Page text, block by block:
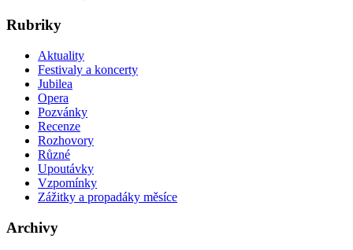
Rubriky
Aktuality
Festivaly a koncerty
Jubilea
Opera
Pozvánky
Recenze
Rozhovory
Různé
Upoutávky
Vzpomínky
Zážitky a propadáky měsíce
Archivy